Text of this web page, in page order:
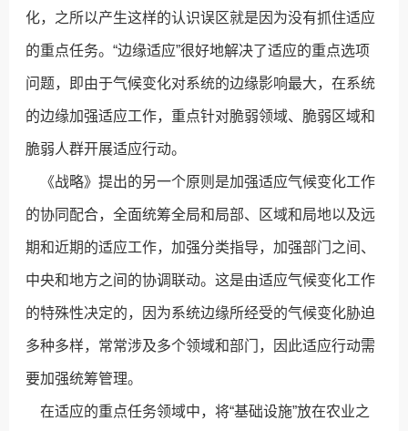
化，之所以产生这样的认识误区就是因为没有抓住适应
的重点任务。“边缘适应”很好地解决了适应的重点选项
问题，即由于气候变化对系统的边缘影响最大，在系统
的边缘加强适应工作，重点针对脆弱领域、脆弱区域和
脆弱人群开展适应行动。
《战略》提出的另一个原则是加强适应气候变化工作
的协同配合，全面统筹全局和局部、区域和局地以及远
期和近期的适应工作，加强分类指导，加强部门之间、
中央和地方之间的协调联动。这是由适应气候变化工作
的特殊性决定的，因为系统边缘所经受的气候变化胁迫
多种多样，常常涉及多个领域和部门，因此适应行动需
要加强统筹管理。
在适应的重点任务领域中，将“基础设施”放在农业之